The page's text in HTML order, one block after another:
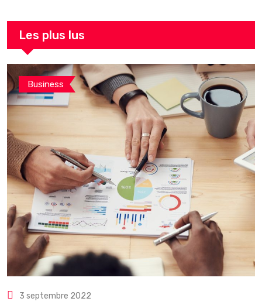
Les plus lus
Business
3 septembre 2022